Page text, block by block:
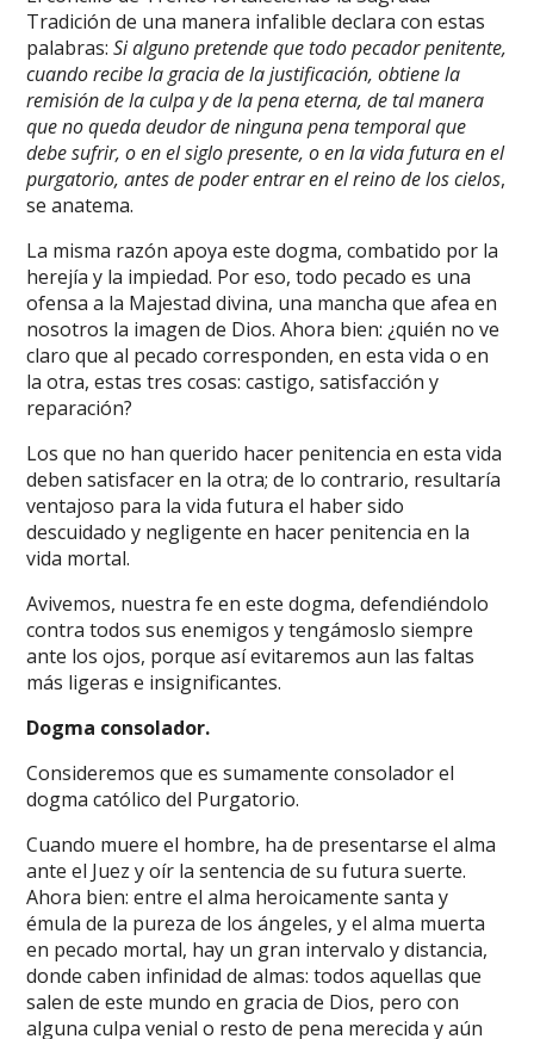
Tradición de una manera infalible declara con estas
palabras:Si alguno pretende que todo pecador penitente,
cuando recibe la gracia de la justificación, obtiene la
remisión de la culpa y de la pena eterna, de tal manera
que no queda deudor de ninguna pena temporal que
debe sufrir, o en el siglo presente, o en la vida futura en el
purgatorio, antes de poder entrar en el reino de los cielos,
se anatema.
La misma razón apoya este dogma, combatido por la
herejía y la impiedad. Por eso, todo pecado es una
ofensa a la Majestad divina, una mancha que afea en
nosotros la imagen de Dios. Ahora bien: ¿quién no ve
claro que al pecado corresponden, en esta vida o en
la otra, estas tres cosas: castigo, satisfacción y
reparación?
Los que no han querido hacer penitencia en esta vida
deben satisfacer en la otra; de lo contrario, resultaría
ventajoso para la vida futura el haber sido
descuidado y negligente en hacer penitencia en la
vida mortal.
Avivemos, nuestra fe en este dogma, defendiéndolo
contra todos sus enemigos y tengámoslo siempre
ante los ojos, porque así evitaremos aun las faltas
más ligeras e insignificantes.
Dogma consolador.
Consideremos que es sumamente consolador el
dogma católico del Purgatorio.
Cuando muere el hombre, ha de presentarse el alma
ante el Juez y oír la sentencia de su futura suerte.
Ahora bien: entre el alma heroicamente santa y
émula de la pureza de los ángeles, y el alma muerta
en pecado mortal, hay un gran intervalo y distancia,
donde caben infinidad de almas: todos aquellas que
salen de este mundo en gracia de Dios, pero con
alguna culpa venial o resto de pena merecida y aún